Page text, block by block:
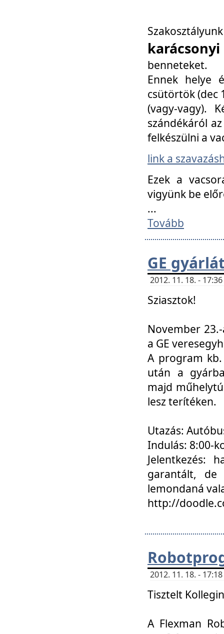
benneteket.
Ennek helye
csütörtök (dec
(vagy-vagy).
szándékáról
felkészülni a
link a
Ezek a
vigyünk be
...
Tovább
GE
2012. 11. 18. -
Sziasztok!
November
a GE
A program
után a
majd
lesz terítéken.
Utazás:
Indulás: 8:00-
Jelentkezés:
garantált, de
lemondaná
http://
2012. 11. 18. -
Tisztelt
A Flexman